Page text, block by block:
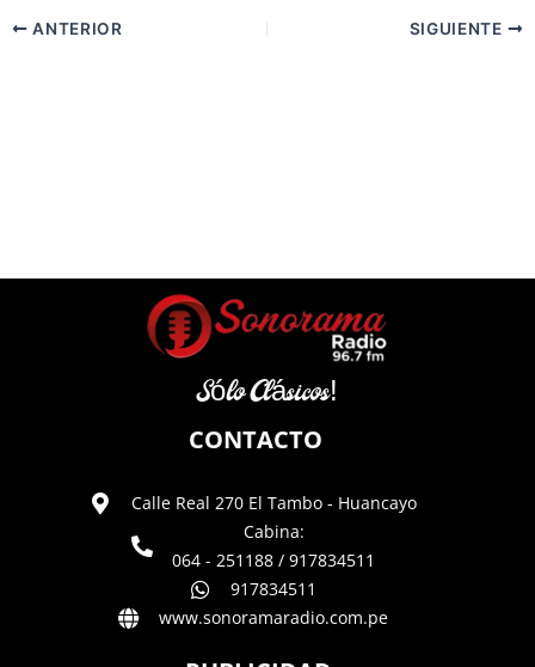
ANTERIOR SIGUIENTE
Sólo Clásicos!
CONTACTO
Calle Real 270 El Tambo - Huancayo
Cabina:
064 - 251188 / 917834511
917834511
www.sonoramaradio.com.pe